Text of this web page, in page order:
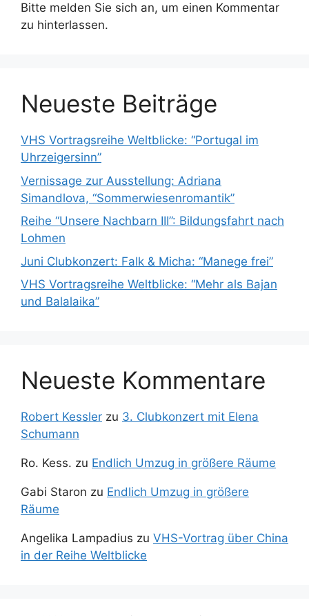
Bitte melden Sie sich an, um einen Kommentar
zu hinterlassen.
Neueste Beiträge
VHS Vortragsreihe Weltblicke: “Portugal im
Uhrzeigersinn”
Vernissage zur Ausstellung: Adriana
Simandlova, “Sommerwiesenromantik”
Reihe “Unsere Nachbarn III”: Bildungsfahrt nach
Lohmen
Juni Clubkonzert: Falk & Micha: “Manege frei”
VHS Vortragsreihe Weltblicke: “Mehr als Bajan
und Balalaika”
Neueste Kommentare
Robert Kessler zu 3. Clubkonzert mit Elena
Schumann
Ro. Kess. zu Endlich Umzug in größere Räume
Gabi Staron zu Endlich Umzug in größere
Räume
Angelika Lampadius zu VHS-Vortrag über China
in der Reihe Weltblicke